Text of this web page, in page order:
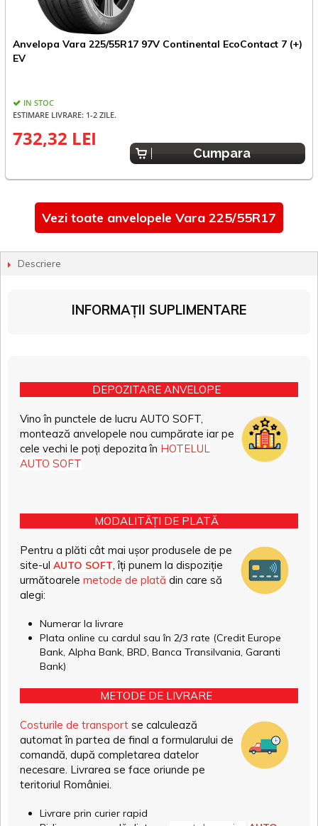
Anvelopa Vara 225/55R17 97V Continental EcoContact 7 (+)
EV
IN STOC
ESTIMARE LIVRARE: 1-2 ZILE.
732,32 LEI
Cumpara
Vezi toate anvelopele Vara 225/55R17
Descriere
INFORMAȚII SUPLIMENTARE
DEPOZITARE ANVELOPE
Vino în punctele de lucru AUTO SOFT,
montează anvelopele nou cumpărate iar pe
cele vechi le poți depozita în HOTELUL
AUTO SOFT
MODALITĂȚI DE PLATĂ
Pentru a plăti cât mai ușor produsele de pe
site-ul AUTO SOFT, îți punem la dispoziție
următoarele metode de plată din care să
alegi:
Numerar la livrare
Plata online cu cardul sau în 2/3 rate (Credit Europe
Bank, Alpha Bank, BRD, Banca Transilvania, Garanti
Bank)
METODE DE LIVRARE
Costurile de transport se calculează
automat în partea de final a formularului de
comandă, după completarea datelor
necesare. Livrarea se face oriunde pe
teritoriul României.
Livrare prin curier rapid